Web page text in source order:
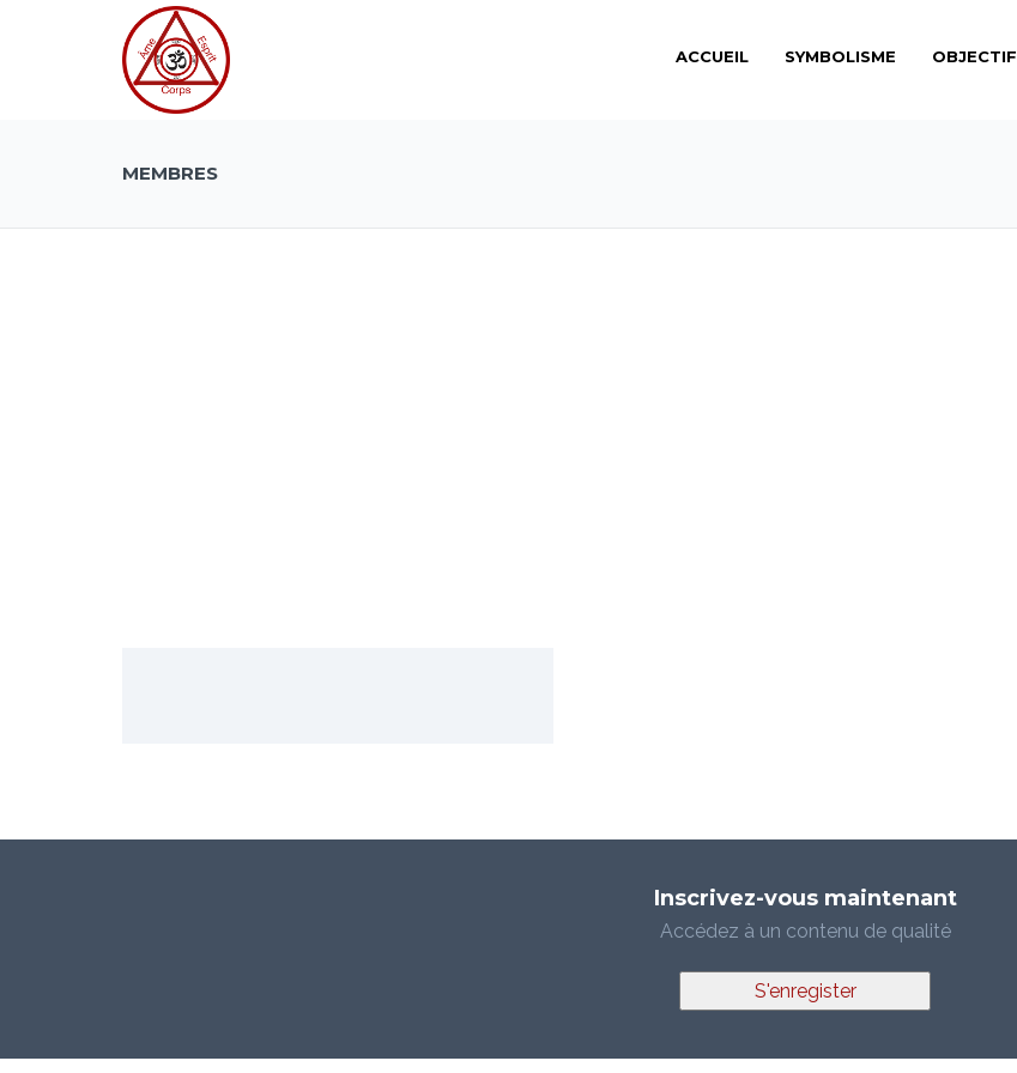
ACCUEIL SYMBOLISME OBJECTIF
MEMBRES
Inscrivez-vous maintenant
Accédez à un contenu de qualité
S'enregister